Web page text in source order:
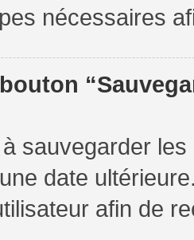
nécessaires
sauvegarder
date
afin de